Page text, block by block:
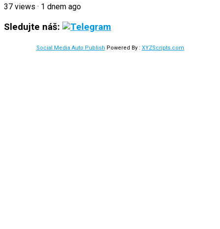
37 views · 1 dnem ago
Sledujte náš:
Social Media Auto Publish Powered By : XYZScripts.com